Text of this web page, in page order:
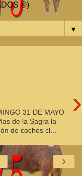
©)
▼
›
31 DE MAYO
de la Sagra la
de coches cl...
›